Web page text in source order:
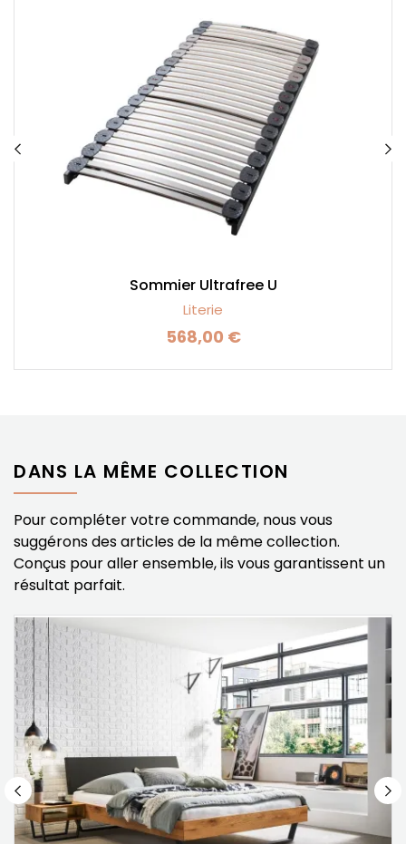
Sommier Ultrafree U
Literie
Prix
568,00 €
DANS LA MÊME COLLECTION
Pour compléter votre commande, nous vous
suggérons des articles de la même collection.
Conçus pour aller ensemble, ils vous garantissent un
résultat parfait.